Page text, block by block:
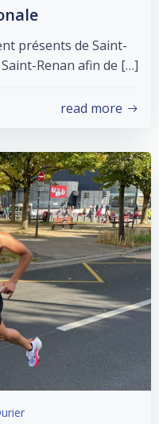
présents de Saint-
Renan afin de […]
read more